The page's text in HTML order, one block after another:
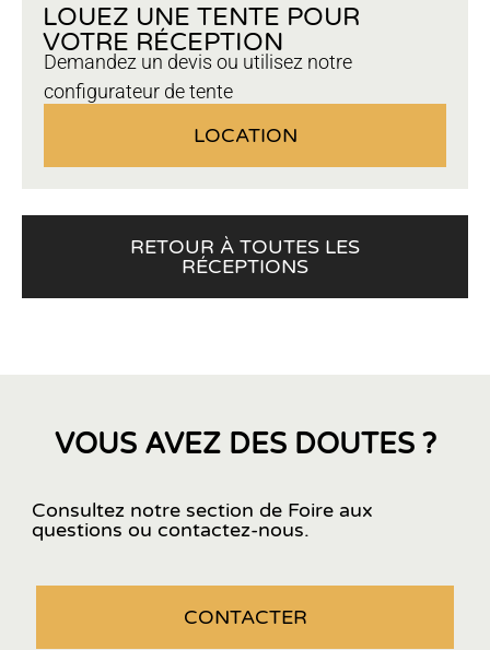
LOUEZ UNE TENTE POUR
VOTRE RÉCEPTION
Demandez un devis ou utilisez notre
configurateur de tente
LOCATION
RETOUR À TOUTES LES
RÉCEPTIONS
VOUS AVEZ DES DOUTES ?
Consultez notre section de Foire aux
questions ou contactez-nous.
CONTACTER